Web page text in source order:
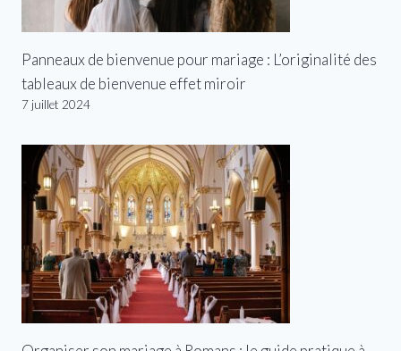
Panneaux de bienvenue pour mariage : L’originalité des
tableaux de bienvenue effet miroir
7 juillet 2024